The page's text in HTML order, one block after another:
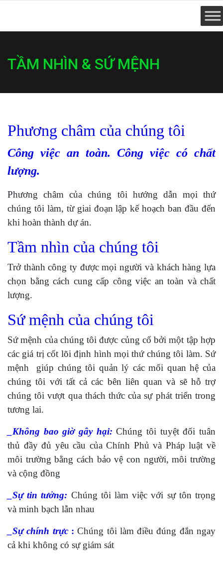
TẦM NHÌN & SỨ MỆNH
Phương châm của chúng tôi
Công việc an toàn. Công việc có chất
lượng.
Phương châm của chúng tôi hướng dẫn mọi thứ
chúng tôi làm, từ giai đoạn lập kế hoạch ban đầu đến
khi hoàn thành dự án.
Tầm nhìn của chúng tôi
Trở thành công ty được mọi người và khách hàng lựa
chọn bằng cách cung cấp công việc an toàn và chất
lượng.
Sứ mệnh của chúng tôi
Sứ mệnh của chúng tôi được củng cố bởi một tập hợp
các giá trị cốt lõi định hình mọi thứ chúng tôi làm. Sứ
mệnh giúp chúng tôi quản lý các mối quan hệ của
chúng tôi với tất cả các bên liên quan và sẽ hỗ trợ
chúng tôi vượt qua thách thức của sự phát triển trong
tương lai.
_Không bao giờ gây hại: Chúng tôi tuyệt đối tuân
thủ đầy đủ yêu cầu của Chính Phủ và Pháp luật về
môi trường bằng cách bảo vệ con người, môi trường
và cộng đồng
_Sự tin tưởng: Chúng tôi làm việc với sự tôn trọng
và minh bạch lẫn nhau
_Sự chính trực: Chúng tôi làm điều đúng đắn ngay
cả khi không có sự giám sát